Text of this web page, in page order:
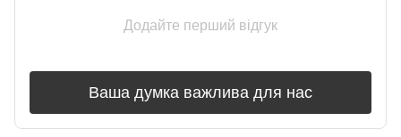
Додайте перший відгук
Ваша думка важлива для нас